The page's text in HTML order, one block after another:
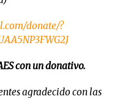
Sánchez
de mira de la Audiencia
donate/?
con un donativo.
agradecido con las